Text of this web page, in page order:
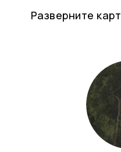
Разверните